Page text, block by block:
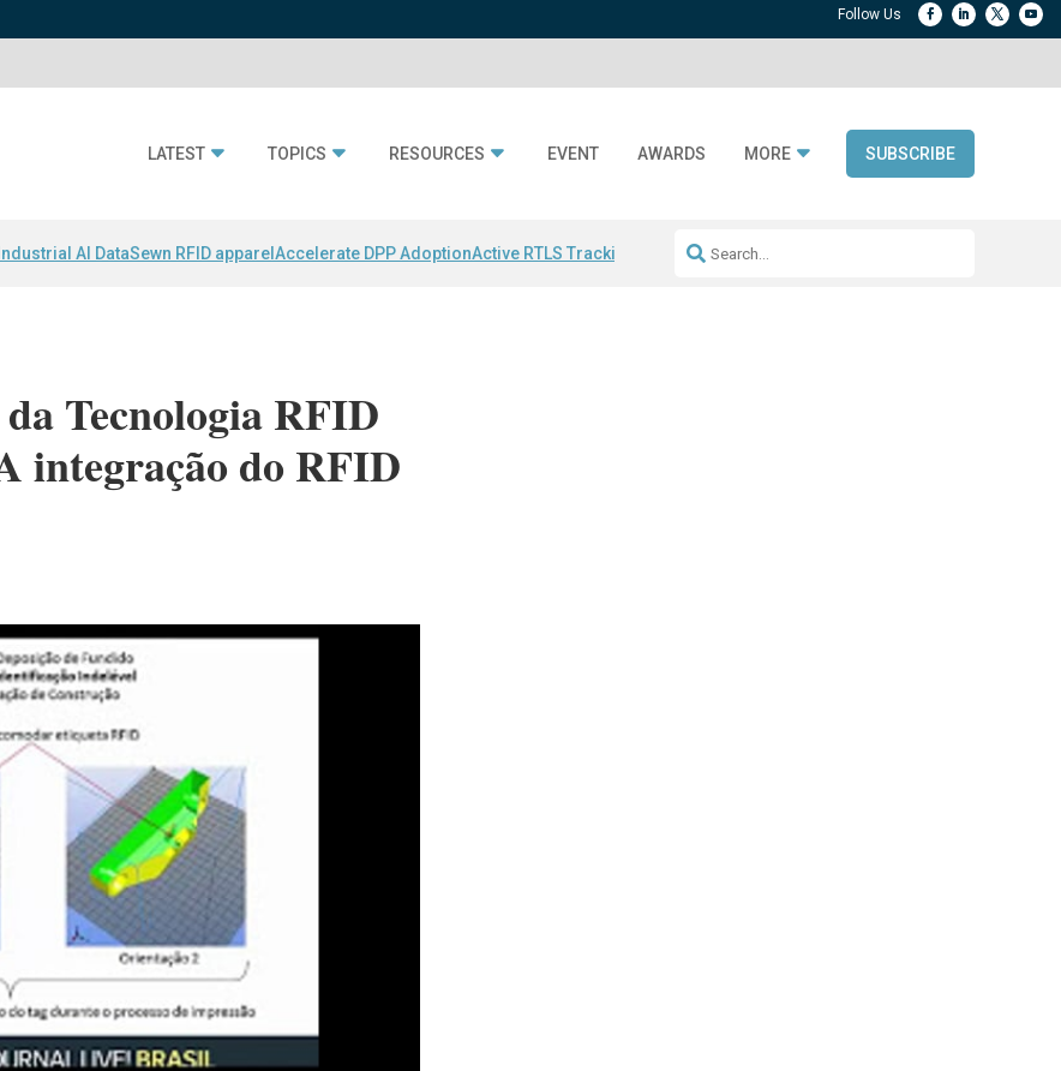
LATEST TOPICS RESOURCES EVENT AWARDS MORE SUBSCRIBE
Industrial AI DataSewn RFID apparel Accelerate DPP AdoptionActive RTLS Tracking RFID checkout technology
Tecnologia RFID
integração do RFID